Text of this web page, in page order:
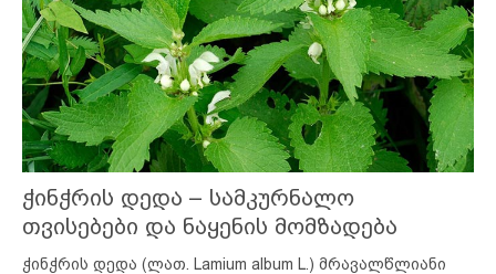
ჭინჭრის დედა – სამკურნალო
თვისებები და ნაყენის მომზადება
ჭინჭრის დედა (ლათ. Lamium album L.) მრავალწლიანი